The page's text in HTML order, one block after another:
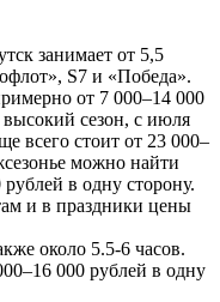
занимает от 5,5
S7 и «Победа».
от 7 000–14 000
сезон, с июля
всего стоит от 23 000–
можно найти
в одну сторону.
и в праздники цены
около 5.5-6 часов.
000 рублей в одну